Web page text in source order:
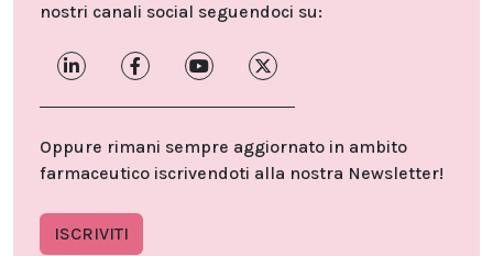
nostri canali social seguendoci su:
Oppure rimani sempre aggiornato in ambito
farmaceutico iscrivendoti alla nostra Newsletter!
ISCRIVITI